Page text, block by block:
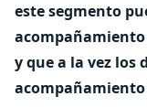
este segmento
acompañamiento
y que a la vez los